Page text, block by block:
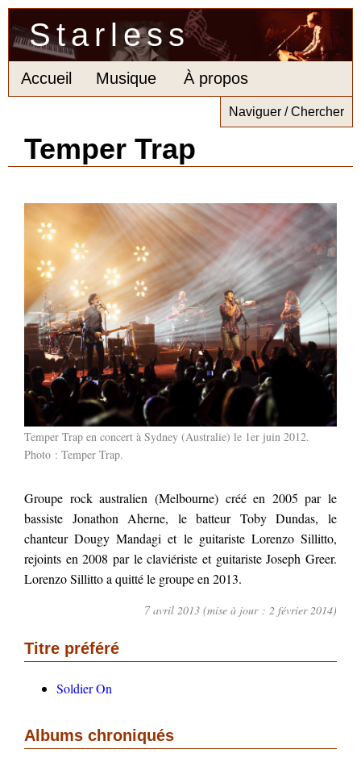
Starless
Accueil Musique À propos
Naviguer / Chercher
Temper Trap
Temper Trap en concert à Sydney (Australie) le 1er juin 2012.
Photo : Temper Trap.
Groupe rock australien (Melbourne) créé en 2005 par le
bassiste Jonathon Aherne, le batteur Toby Dundas, le
chanteur Dougy Mandagi et le guitariste Lorenzo Sillitto,
rejoints en 2008 par le claviériste et guitariste Joseph Greer.
Lorenzo Sillitto a quitté le groupe en 2013.
7 avril 2013 (mise à jour : 2 février 2014)
Titre préféré
Soldier On
Albums chroniqués